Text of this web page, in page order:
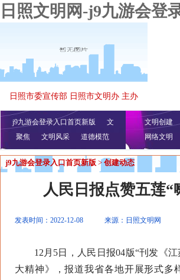
日照文明网-j9九游会登
日照市委宣传部 日照市文明办 主办
j9九游会登录入口首页新版
文
明播报
公益视频
聚焦 文明风采 道德模范
文明创建
网络文明
j9九游会登录入口首页新版 > 创建动态
人民日报点赞五莲
发表时间：2022-12-08 来源：日照文明网
12月5日，人民日报04版“刊发《江
大精神》，报道我省各地开展形式多